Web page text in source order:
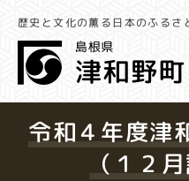
歴史と文化の薫る日本のふるさ
令和４年度津
（１２